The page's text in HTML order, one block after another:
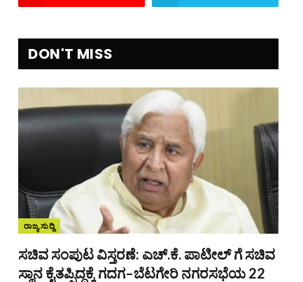
DON'T MISS
ರಾಜ್ಯ ಸುದ್ದಿ
ಸಚಿವ ಸಂಪುಟ ವಿಸ್ತರಣೆ: ಎಚ್.ಕೆ. ಪಾಟೀಲ್ ಗೆ ಸಚಿವ
ಸ್ಥಾನ ಕೈತಪ್ಪಿದ್ದಕ್ಕೆ ಗದಗ–ಬೆಟಗೇರಿ ನಗರಸಭೆಯ 22